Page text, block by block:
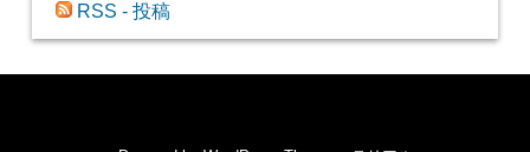
RSS - 投稿